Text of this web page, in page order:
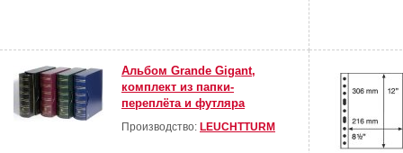
Альбом Grande Gigant,
комплект из папки-
переплёта и футляра
Производство: LEUCHTTURM